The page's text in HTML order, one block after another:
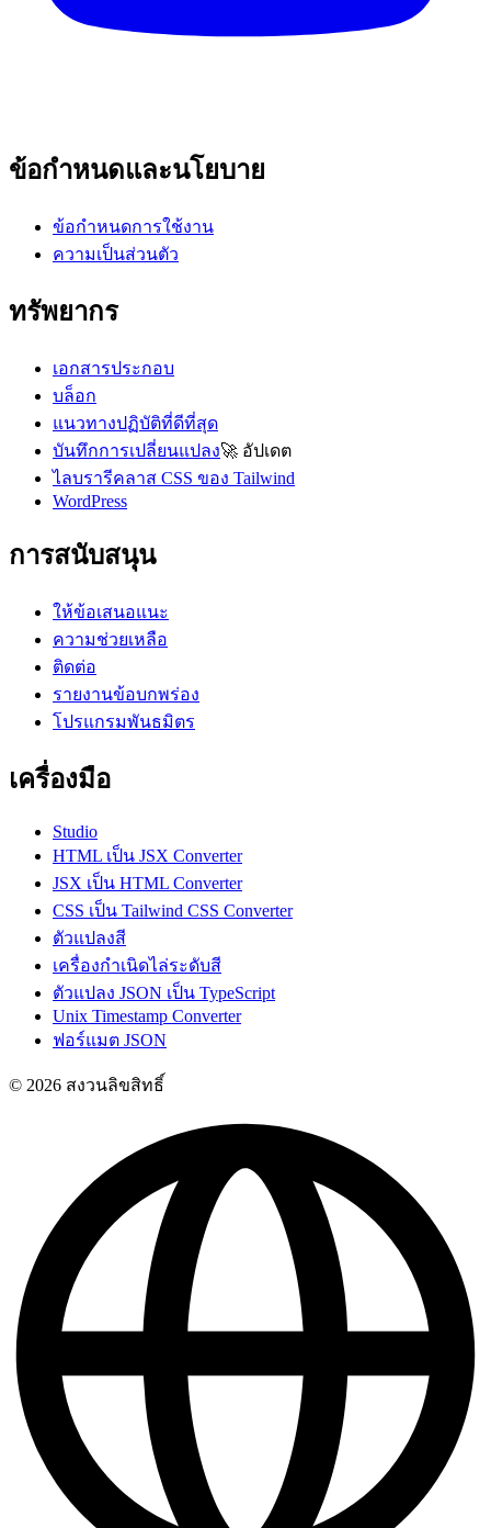
ข้อกำหนดและนโยบาย
ข้อกำหนดการใช้งาน
ความเป็นส่วนตัว
ทรัพยากร
เอกสารประกอบ
บล็อก
แนวทางปฏิบัติที่ดีที่สุด
บันทึกการเปลี่ยนแปลง🚀 อัปเดต
ไลบรารีคลาส CSS ของ Tailwind
WordPress
การสนับสนุน
ให้ข้อเสนอแนะ
ความช่วยเหลือ
ติดต่อ
รายงานข้อบกพร่อง
โปรแกรมพันธมิตร
เครื่องมือ
Studio
HTML เป็น JSX Converter
JSX เป็น HTML Converter
CSS เป็น Tailwind CSS Converter
ตัวแปลงสี
เครื่องกำเนิดไล่ระดับสี
ตัวแปลง JSON เป็น TypeScript
Unix Timestamp Converter
ฟอร์แมต JSON
© 2026 สงวนลิขสิทธิ์